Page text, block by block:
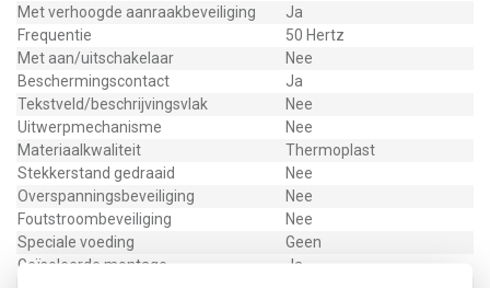
Met verhoogde aanraakbeveiliging
Ja
Frequentie
50 Hertz
Met aan/uitschakelaar
Nee
Beschermingscontact
Ja
Tekstveld/beschrijvingsvlak
Nee
Uitwerpmechanisme
Nee
Materiaalkwaliteit
Thermoplast
Stekkerstand gedraaid
Nee
Overspanningsbeveiliging
Nee
Foutstroombeveiliging
Nee
Speciale voeding
Geen
Geïsoleerde montage
Ja